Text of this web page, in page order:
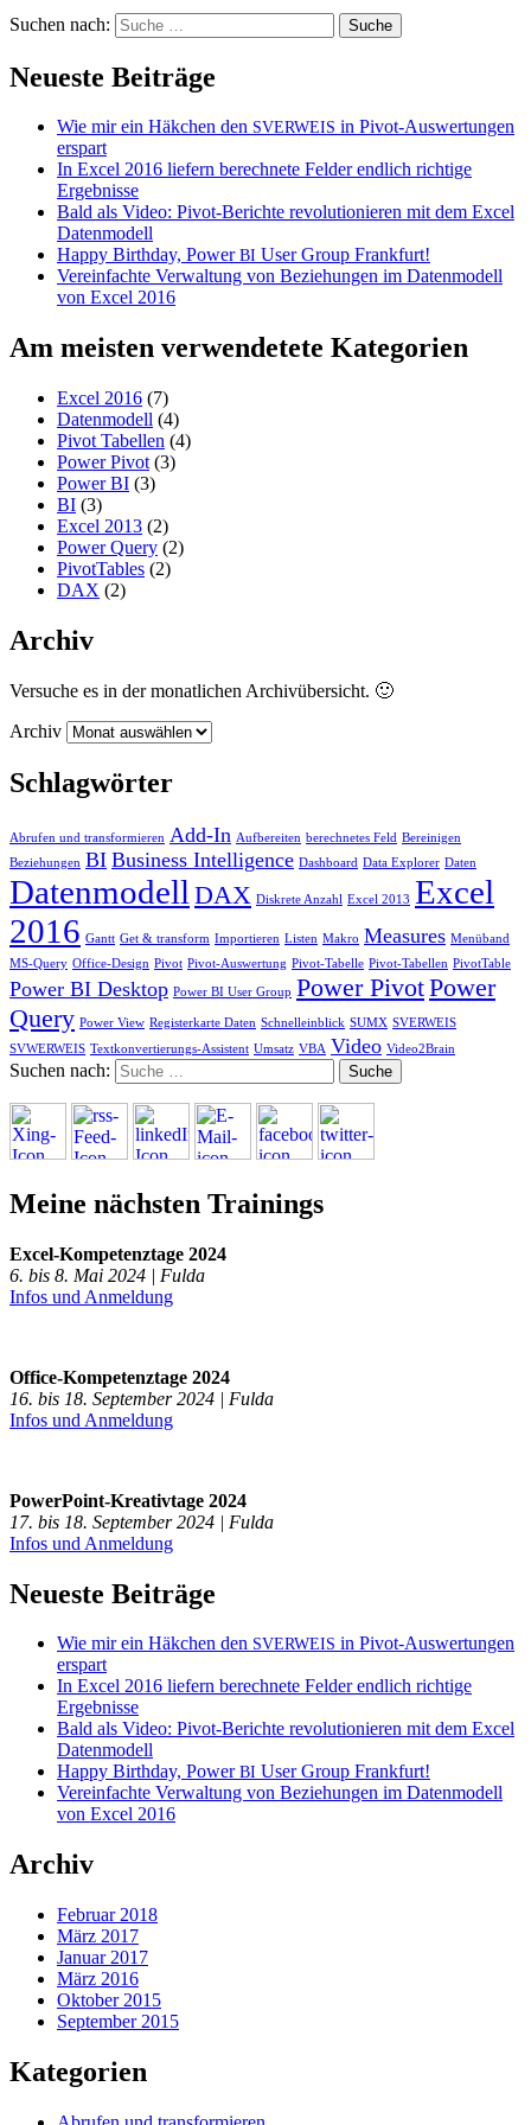
Suchen nach:
Neueste Beiträge
Wie mir ein Häkchen den SVERWEIS in Pivot-Auswertungen
erspart
In Excel 2016 liefern berechnete Felder endlich richtige
Ergebnisse
Bald als Video: Pivot-Berichte revolutionieren mit dem Excel
Datenmodell
Happy Birthday, PowerBI User Group Frankfurt!
Vereinfachte Verwaltung von Beziehungen im Datenmodell
von Excel 2016
Am meisten verwendetete Kategorien
Excel 2016 (7)
Datenmodell (4)
Pivot Tabellen (4)
Power Pivot (3)
Power BI (3)
BI (3)
Excel 2013 (2)
Power Query (2)
PivotTables (2)
DAX (2)
Archiv
Versuche es in der monatlichen Archivübersicht. 🙂
Archiv
Schlagwörter
Abrufen und transformieren Add-In Aufbereiten berechnetes Feld Bereinigen
Beziehungen BI Business Intelligence Dashboard Data Explorer Daten
Datenmodell DAX Diskrete Anzahl Excel 2013 Excel
2016 Gantt Get & transform Importieren Listen Makro Measures Menüband
MS-Query Office-Design Pivot Pivot-Auswertung Pivot-Tabelle Pivot-Tabellen PivotTable
Power BI Desktop Power BI User Group Power PivotPower
Query Power View Registerkarte Daten Schnelleinblick SUMX SVERWEIS
SVWERWEIS Textkonvertierungs-Assistent Umsatz VBA Video Video2Brain
Suchen nach:
Meine nächsten Trainings
Excel-Kompetenztage 2024
6. bis 8. Mai 2024 | Fulda
Infos und Anmeldung
Office-Kompetenztage 2024
16. bis 18. September 2024 | Fulda
Infos und Anmeldung
PowerPoint-Kreativtage 2024
17. bis 18. September 2024 | Fulda
Infos und Anmeldung
Neueste Beiträge
Wie mir ein Häkchen den SVERWEIS in Pivot-Auswertungen
erspart
In Excel 2016 liefern berechnete Felder endlich richtige
Ergebnisse
Bald als Video: Pivot-Berichte revolutionieren mit dem Excel
Datenmodell
Happy Birthday, PowerBI User Group Frankfurt!
Vereinfachte Verwaltung von Beziehungen im Datenmodell
von Excel 2016
Archiv
Februar 2018
März 2017
Januar 2017
März 2016
Oktober 2015
September 2015
Kategorien